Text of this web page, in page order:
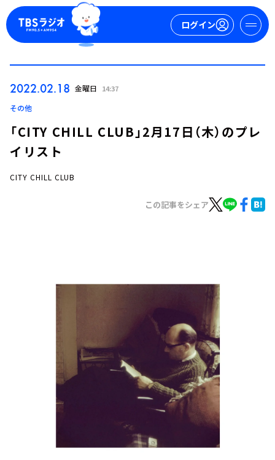
ログイン
お知らせ
イベント・グッズ
2022.02.18 金曜日 14:37
その他
「CITY CHILL CLUB」2月17日（木）のプレ
イリスト
CITY CHILL CLUB
この記事をシェア